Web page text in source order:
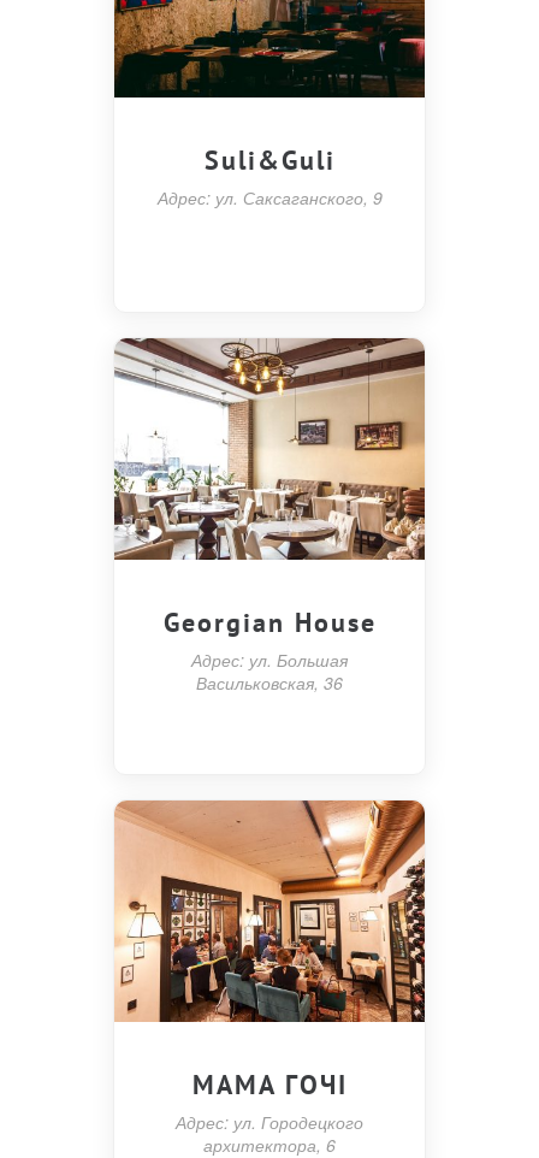
Suli&Guli
Адрес: ул. Саксаганского, 9
Georgian House
Адрес: ул. Большая
Васильковская, 36
МАМА ГОЧІ
Адрес: ул. Городецкого
архитектора, 6